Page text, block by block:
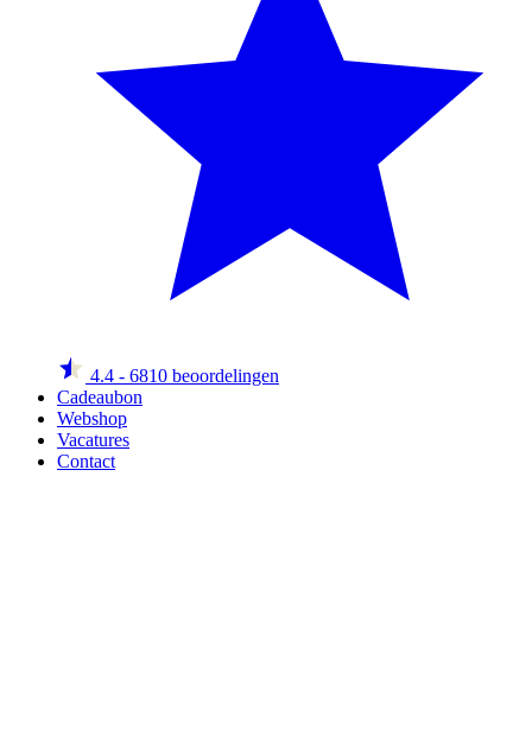
4.4 - 6810 beoordelingen
Cadeaubon
Webshop
Vacatures
Contact